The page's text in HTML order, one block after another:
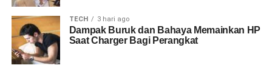
TECH 3 hari ago
Dampak Buruk dan Bahaya Memainkan HP
Saat Charger Bagi Perangkat